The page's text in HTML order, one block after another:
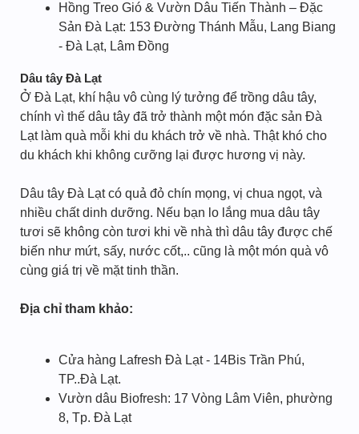
Hồng Treo Gió & Vườn Dâu Tiến Thành – Đặc
Sản Đà Lạt: 153 Đường Thánh Mẫu, Lang Biang
- Đà Lạt, Lâm Đồng
Dâu tây Đà Lạt
Ở Đà Lạt, khí hậu vô cùng lý tưởng để trồng dâu tây,
chính vì thế dâu tây đã trở thành một món đặc sản Đà
Lạt làm quà mỗi khi du khách trở về nhà. Thật khó cho
du khách khi không cưỡng lại được hương vị này.
Dâu tây Đà Lạt có quả đỏ chín mọng, vị chua ngọt, và
nhiều chất dinh dưỡng. Nếu bạn lo lắng mua dâu tây
tươi sẽ không còn tươi khi về nhà thì dâu tây được chế
biến như mứt, sấy, nước cốt,.. cũng là một món quà vô
cùng giá trị về mặt tinh thần.
Địa chỉ tham khảo:
Cửa hàng Lafresh Đà Lạt - 14Bis Trần Phú,
TP..Đà Lạt.
Vườn dâu Biofresh: 17 Vòng Lâm Viên, phường
8, Tp. Đà Lạt